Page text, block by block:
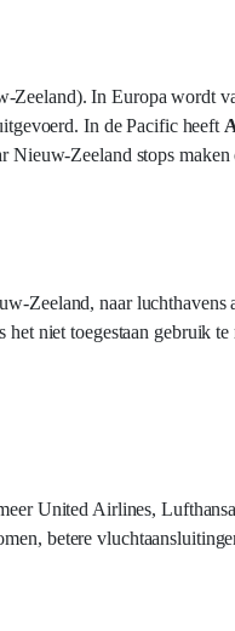
Zeeland). In Europa wordt
In de Pacific heeft
Nieuw-Zeeland stops
Zeeland, naar
niet toegestaan gebruik
United Airlines,
betere